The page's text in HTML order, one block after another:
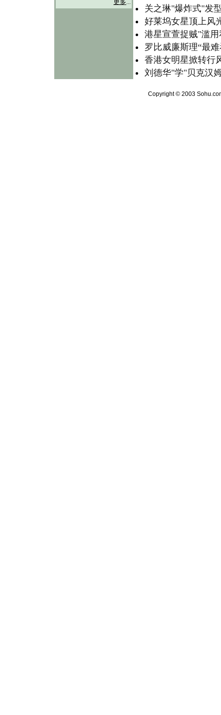
更多...
关之琳"爆炸式"发
好莱坞女星顶上风
港星宣萱捉贼"滥
罗比威廉斯理“最
香港女明星掀转行
刘德华"学"贝克汉
Copyright © 2003